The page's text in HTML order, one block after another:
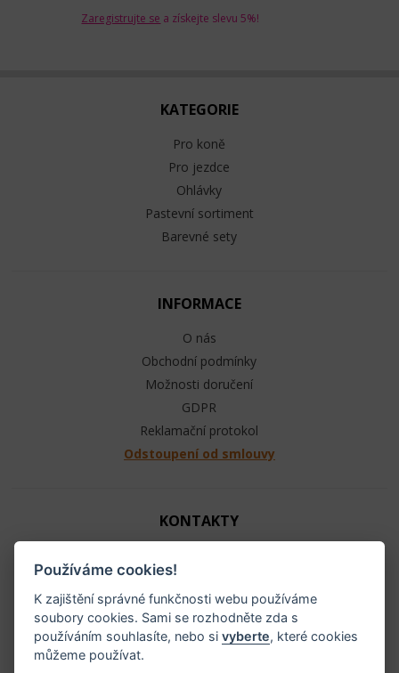
Zaregistrujte se a získejte slevu 5%!
KATEGORIE
Pro koně
Pro jezdce
Ohlávky
Pastevní sortiment
Barevné sety
INFORMACE
O nás
Obchodní podmínky
Možnosti doručení
GDPR
Reklamační protokol
Odstoupení od smlouvy
KONTAKTY
+420 603 104 880
info@raj-ohlavek.cz
IČ: 61655066, DIČ: CZ 740601140
Používáme cookies!
K zajištění správné funkčnosti webu používáme
soubory cookies. Sami se rozhodněte zda s
používáním souhlasíte, nebo sivyberte, které cookies
můžeme používat.